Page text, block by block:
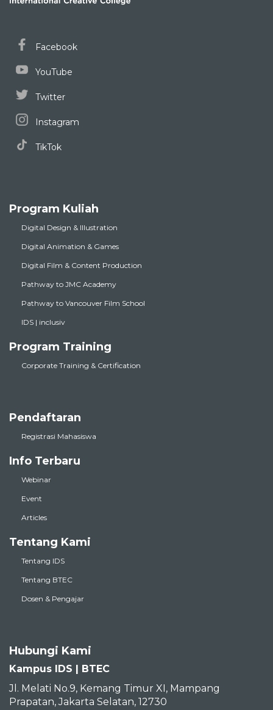
Facebook
YouTube
Twitter
Instagram
TikTok
Program Kuliah
Digital Design & Illustration
Digital Animation & Games
Digital Film & Content Production
Pathway to JMC Academy
Pathway to Vancouver Film School
IDS | inclusiv
Program Training
Corporate Training & Certification
Pendaftaran
Registrasi Mahasiswa
Info Terbaru
Webinar
Event
Articles
Tentang Kami
Tentang IDS
Tentang BTEC
Dosen & Pengajar
Hubungi Kami
Kampus IDS | BTEC
Jl. Melati No.9, Kemang Timur XI, Mampang
Prapatan, Jakarta Selatan, 12730